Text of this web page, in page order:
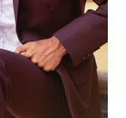
Suit